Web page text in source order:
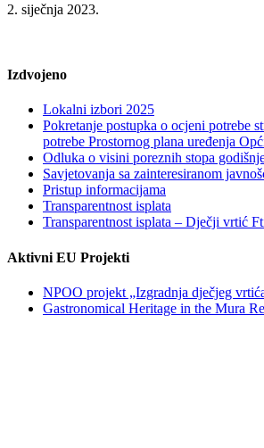
2. siječnja 2023.
Izdvojeno
Lokalni izbori 2025
Pokretanje postupka o ocjeni potrebe
potrebe Prostornog plana uređenja
Odluka o visini poreznih stopa
Savjetovanja sa zainteresiranom
Pristup informacijama
Transparentnost isplata
Transparentnost isplata – Dječji vrtić
Aktivni EU Projekti
NPOO projekt „Izgradnja dječjeg
Gastronomical Heritage in the Mura